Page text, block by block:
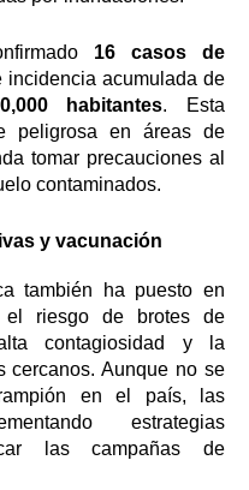
16 casos de
incidencia acumulada de
habitantes. Esta
peligrosa en áreas de
tomar precauciones al
contaminados.
y vacunación
también ha puesto en
riesgo de brotes de
contagiosidad y la
cercanos. Aunque no se
en el país, las
estrategias
las campañas de